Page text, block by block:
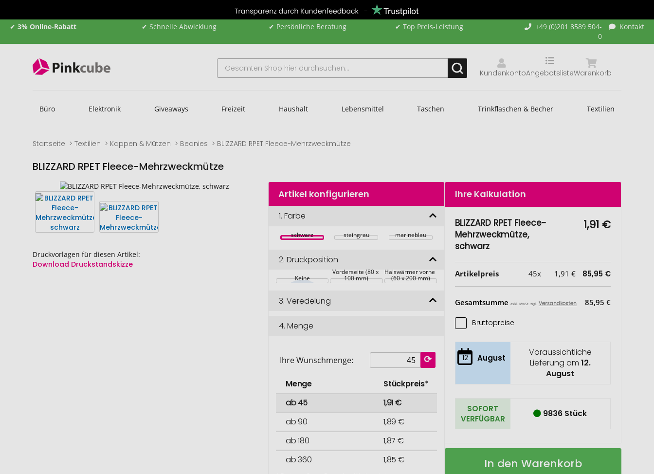
✔ 3% Online-Rabatt ✔ Schnelle Abwicklung ✔ Persönliche Beratung ✔ Top Preis-Leistung
+49 (0)201 8589 504-
0
Kontakt
Kundenkonto Warenkorb
Angebotsliste
Büro Elektronik Giveaways Freizeit Haushalt Lebensmittel Taschen Trinkflaschen & Becher Textilien
Startseite Textilien Kappen & Mützen Beanies BLIZZARD RPET Fleece-Mehrzweckmütze
BLIZZARD RPET Fleece-Mehrzweckmütze
Ende
Bildgalerie
springen
Druckvorlagen für diesen Artikel:
Download Druckstandskizze
Anfang
Bildgalerie
springen
Artikel konfigurieren
1.Farbe
schwarz steingrau marineblau
2.Druckposition
Keine
Vorderseite (80 x
100 mm)
Halswärmer vorne
(60 x 200 mm)
3.Veredelung
4.Menge
Ihre Wunschmenge:
Menge
Stückpreis*
ab 45
1,91 €
ab 90
1,89 €
ab 180
1,87 €
ab 360
1,85 €
Ihre Kalkulation
BLIZZARD RPET Fleece-
Mehrzweckmütze,
schwarz
1,91 €
Artikelpreis 45x 1,91 € 85,95 €
Gesamtsumme exkl. MwSt. zzgl. Versandkosten 85,95 €
Bruttopreise
12 August
Voraussichtliche
Lieferung am 12.
August
SOFORT
VERFÜGBAR
9836 Stück
BLIZZARD
Auf
In den Warenkorb